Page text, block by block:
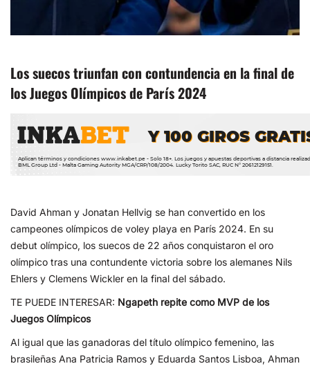
Los suecos triunfan con contundencia en la final de
los Juegos Olímpicos de París 2024
David Ahman y Jonatan Hellvig se han convertido en los
campeones olímpicos de voley playa en París 2024. En su
debut olímpico, los suecos de 22 años conquistaron el oro
olímpico tras una contundente victoria sobre los alemanes Nils
Ehlers y Clemens Wickler en la final del sábado.
TE PUEDE INTERESAR: Ngapeth repite como MVP de los
Juegos Olímpicos
Al igual que las ganadoras del título olímpico femenino, las
brasileñas Ana Patricia Ramos y Eduarda Santos Lisboa, Ahman